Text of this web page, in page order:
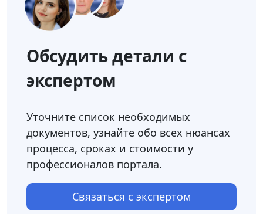
Обсудить детали с
экспертом
Уточните список необходимых
документов, узнайте обо всех нюансах
процесса, сроках и стоимости у
профессионалов портала.
Связаться с экспертом